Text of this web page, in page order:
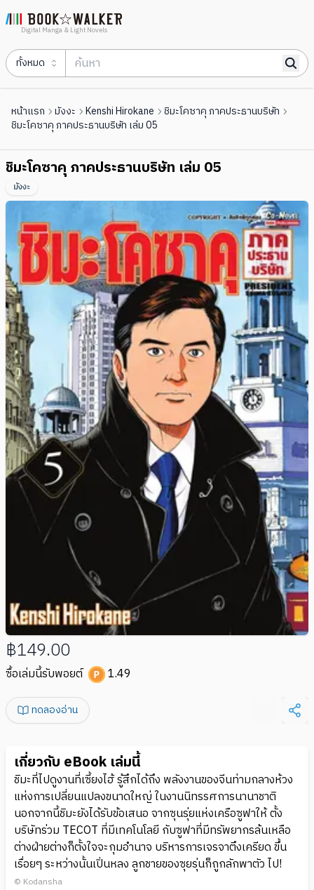
Digital Manga & Light Novels
ทั้งหมด
หน้าแรก มังงะ Kenshi Hirokane
ชิมะโคซาคุ ภาคประธานบริษัท
ชิมะโคซาคุ ภาคประธานบริษัท เล่ม 05
ชิมะโคซาคุ ภาคประธานบริษัท เล่ม 05
มังงะ
฿149.00
ซื้อเล่มนี้รับพอยต์ 1.49
ทดลองอ่าน
เกี่ยวกับ eBook เล่มนี้
ชิมะที่ไปดูงานที่เซี้ยงไฮ้ รู้สึกได้ถึง พลังงานของจีนท่ามกลางห้วง
แห่งการเปลี่ยนแปลงขนาดใหญ่ ในงานนิทรรศการนานาชาติ
นอกจากนี้ชิมะยังได้รับข้อเสนอ จากซุนรุ่ยแห่งเครือซูฟาให้ ตั้ง
บริษัทร่วม TECOT ที่มีเทคโนโลยี กับซูฟาที่มีทรัพยากรล้นเหลือ
ต่างฝ่ายต่างก็ตั้งใจจะกุมอำนาจ บริหารการเจรจาตึงเครียด ขึ้น
เรื่อยๆ ระหว่างนั้นเปิ่นหลง ลูกชายของซุยรุ่นก็ถูกลักพาตัว ไป!
© Kodansha